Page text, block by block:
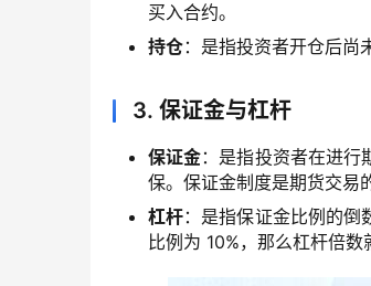
买入合约。
持仓：是指投资者开仓后尚
3. 保证金与杠杆
保证金：是指投资者在进行
保。保证金制度是期货交易
杠杆：是指保证金比例的
比例为 10%，那么杠杆倍